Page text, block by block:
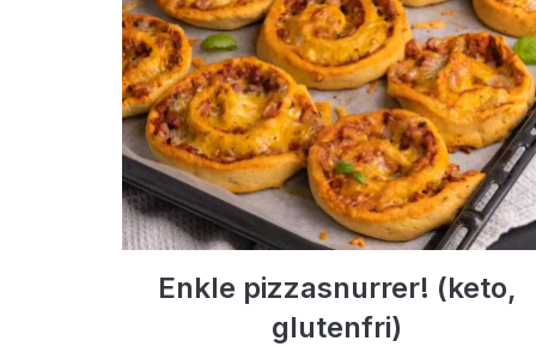
Enkle pizzasnurrer! (keto,
glutenfri)